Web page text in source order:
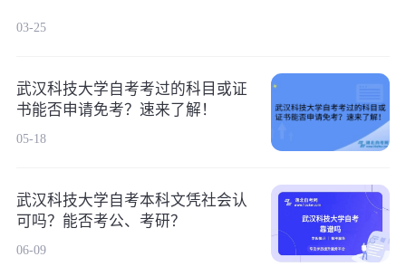
03-25
武汉科技大学自考考过的科目或证
书能否申请免考？速来了解！
05-18
武汉科技大学自考本科文凭社会认
可吗？能否考公、考研？
06-09